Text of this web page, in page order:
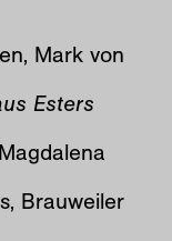
Mark von
Esters
Brauweiler